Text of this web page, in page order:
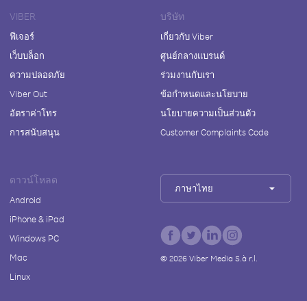
VIBER
ฟีเจอร์
เว็บบล็อก
ความปลอดภัย
Viber Out
อัตราค่าโทร
การสนับสนุน
บริษัท
เกี่ยวกับ Viber
ศูนย์กลางแบรนด์
ร่วมงานกับเรา
ข้อกำหนดและนโยบาย
นโยบายความเป็นส่วนตัว
Customer Complaints Code
ดาวน์โหลด
Android
iPhone & iPad
Windows PC
Mac
Linux
ภาษาไทย
© 2026Viber Media S.à r.l.